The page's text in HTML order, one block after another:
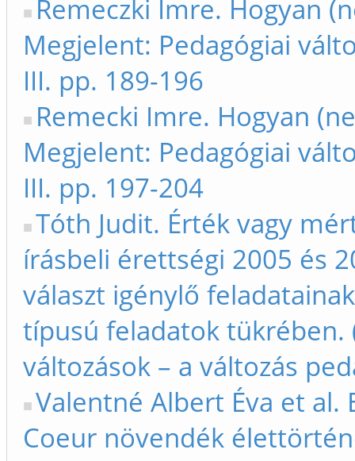
Remeczki Imre. Hogyan
Megjelent: Pedagógiai
III. pp. 189-196
Remecki Imre. Hogyan
Megjelent: Pedagógiai
III. pp. 197-204
Tóth Judit. Érték vagy
írásbeli érettségi 2005 és
választ igénylő
típusú feladatok tükrében.
változások – a változás
Valentné Albert Éva et al.
Coeur növendék